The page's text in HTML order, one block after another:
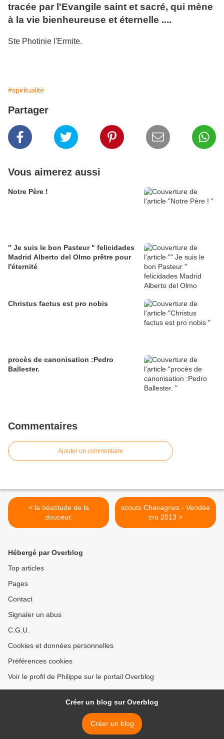
tracée par l'Evangile saint et sacré, qui mène
à la vie bienheureuse et éternelle ....
Ste Photinie l'Ermite.
#spiritualité
Partager
Vous aimerez aussi
Notre Père !
" Je suis le bon Pasteur " felicidades
Madrid Alberto del Olmo prêtre pour
l'éternité
Christus factus est pro nobis
procès de canonisation :Pedro
Ballester.
Commentaires
Ajouter un commentaire
< la béatitude de la
douceur.
scouts Chavagnes - Vendée
cru 2013 >
Hébergé par Overblog
Top articles
Pages
Contact
Signaler un abus
C.G.U.
Cookies et données personnelles
Préférences cookies
Voir le profil de Philippe sur le portail Overblog
Créer un blog sur Overblog
Créer un blog